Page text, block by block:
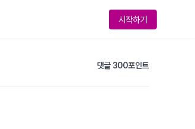
시작하기
댓글 300포인트